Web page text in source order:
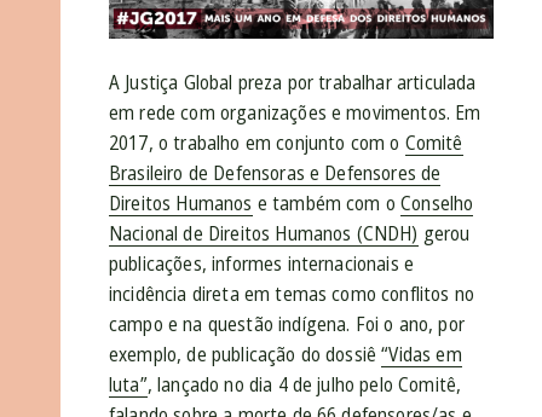
A Justiça Global preza por trabalhar articulada
em rede com organizações e movimentos. Em
2017, o trabalho em conjunto com o Comitê
Brasileiro de Defensoras e Defensores de
Direitos Humanos e também com oConselho
Nacional de Direitos Humanos (CNDH) gerou
publicações, informes internacionais e
incidência direta em temas como conflitos no
campo e na questão indígena. Foi o ano, por
exemplo, de publicação do dossiê“Vidas em
luta”, lançado no dia 4 de julho pelo Comitê,